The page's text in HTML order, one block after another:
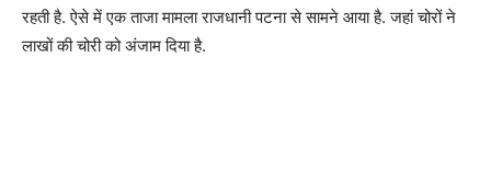
रहती है. ऐसे में एक ताजा मामला राजधानी पटना से सामने आया है. जहां चोरों ने
लाखों की चोरी को अंजाम दिया है.